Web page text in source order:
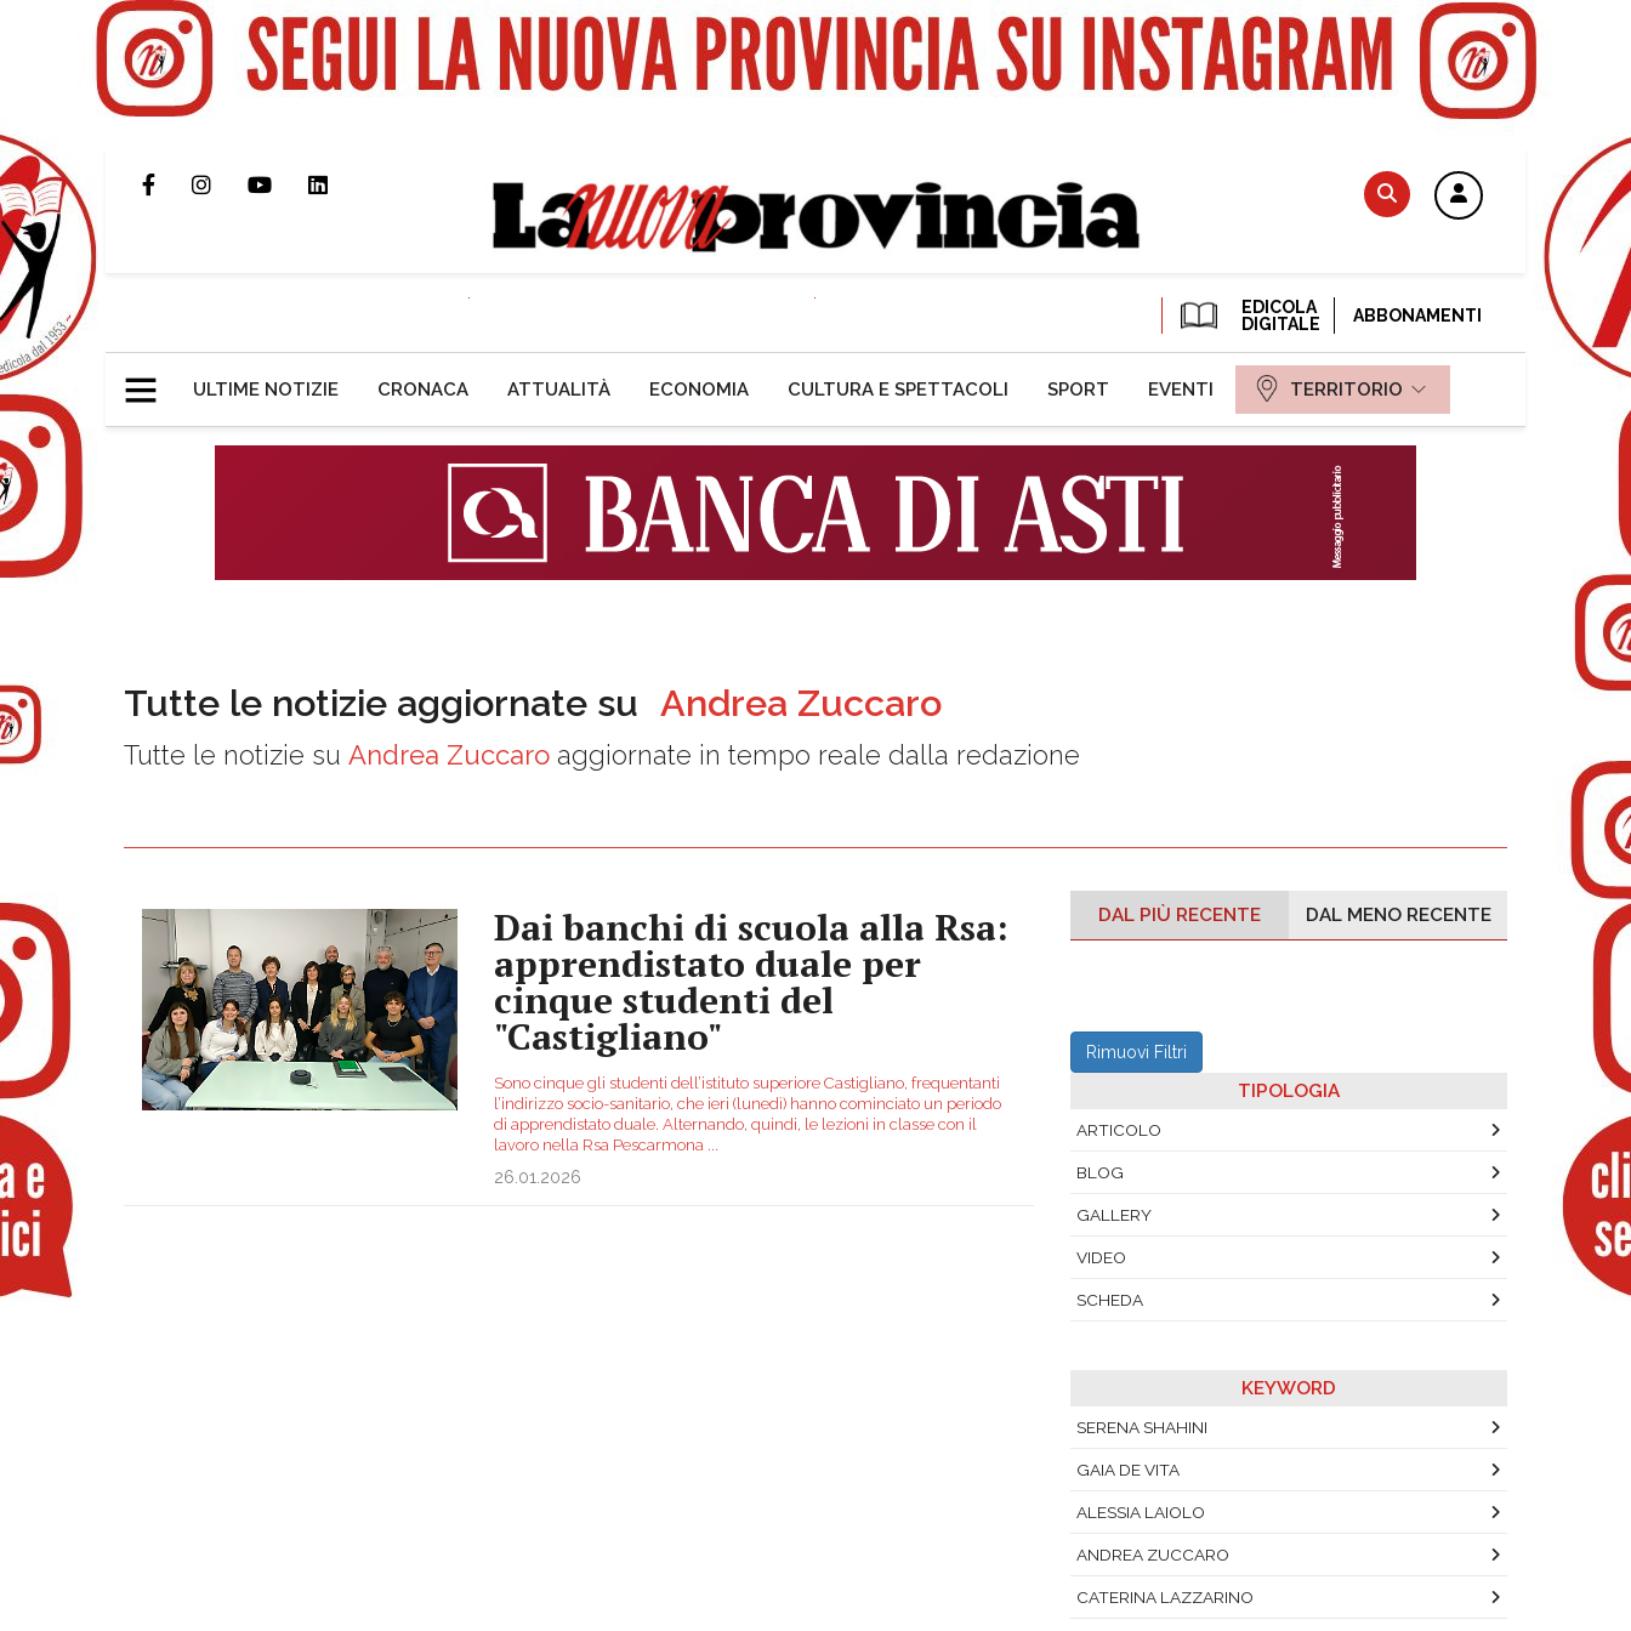
EDICOLA
DIGITALE
ABBONAMENTI
ULTIME NOTIZIE CRONACA ATTUALITÀ ECONOMIA CULTURA E SPETTACOLI SPORT EVENTI TERRITORIO
Tutte le notizie aggiornate su Andrea Zuccaro
Tutte le notizie su Andrea Zuccaro aggiornate in tempo reale dalla redazione
Dai banchi di scuola alla Rsa:
apprendistato duale per
cinque studenti del
"Castigliano"
Sono cinque gli studenti dell’istituto superiore Castigliano, frequentanti
l’indirizzo socio-sanitario, che ieri (lunedì) hanno cominciato un periodo
di apprendistato duale. Alternando, quindi, le lezioni in classe con il
lavoro nella Rsa Pescarmona
26.01.2026
DAL PIÙ RECENTE DAL MENO RECENTE
Rimuovi Filtri
TIPOLOGIA
ARTICOLO
BLOG
GALLERY
VIDEO
SCHEDA
KEYWORD
SERENA SHAHINI
GAIA DE VITA
ALESSIA LAIOLO
ANDREA ZUCCARO
CATERINA LAZZARINO